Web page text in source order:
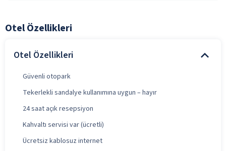
Otel Özellikleri
Otel Özellikleri
Güvenli otopark
Tekerlekli sandalye kullanımına uygun – hayır
24 saat açık resepsiyon
Kahvaltı servisi var (ücretli)
Ücretsiz kablosuz internet